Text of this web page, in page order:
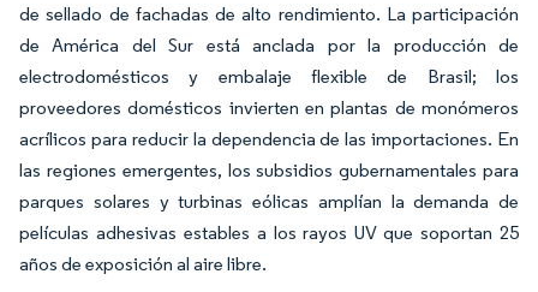
de sellado de fachadas de alto rendimiento. La participación
de América del Sur está anclada por la producción de
electrodomésticos y embalaje flexible de Brasil; los
proveedores domésticos invierten en plantas de monómeros
acrílicos para reducir la dependencia de las importaciones. En
las regiones emergentes, los subsidios gubernamentales para
parques solares y turbinas eólicas amplían la demanda de
películas adhesivas estables a los rayos UV que soportan 25
años de exposición al aire libre.